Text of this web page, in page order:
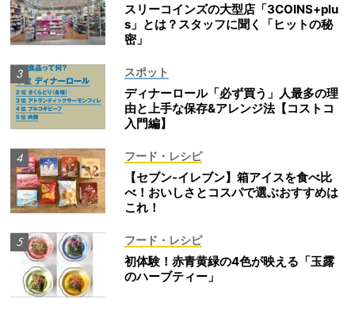
スリーコインズの大型店「3COINS+plu
s」とは？スタッフに聞く「ヒットの秘
密」
スポット
ディナーロール「必ず買う」人最多の理
由と上手な保存&アレンジ法【コストコ
入門編】
フード・レシピ
【セブン-イレブン】箱アイスを食べ比
べ！おいしさとコスパで選ぶおすすめは
これ！
フード・レシピ
初体験！赤青黄緑の4色が映える「玉露
のハーブティー」